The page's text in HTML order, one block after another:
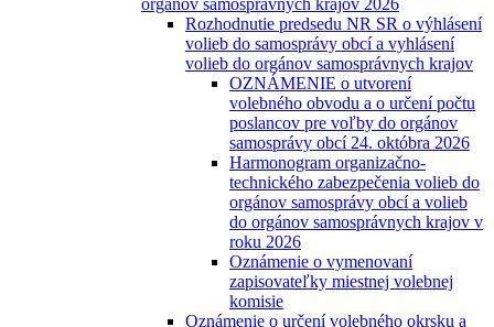
orgánov samosprávnych krajov 2026
Rozhodnutie predsedu NR SR o výhlásení
volieb do samosprávy obcí a vyhlásení
volieb do orgánov samosprávnych krajov
OZNÁMENIE o utvorení
volebného obvodu a o určení počtu
poslancov pre voľby do orgánov
samosprávy obcí 24. októbra 2026
Harmonogram organizačno-
technického zabezpečenia volieb do
orgánov samosprávy obcí a volieb
do orgánov samosprávnych krajov v
roku 2026
Oznámenie o vymenovaní
zapisovateľky miestnej volebnej
komisie
Oznámenie o určení volebného okrsku a